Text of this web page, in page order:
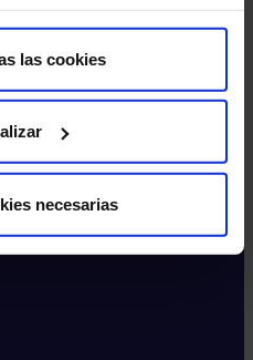
las cookies
necesarias